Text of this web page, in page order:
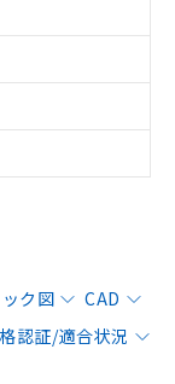
ク図
CAD
認証/適合状況